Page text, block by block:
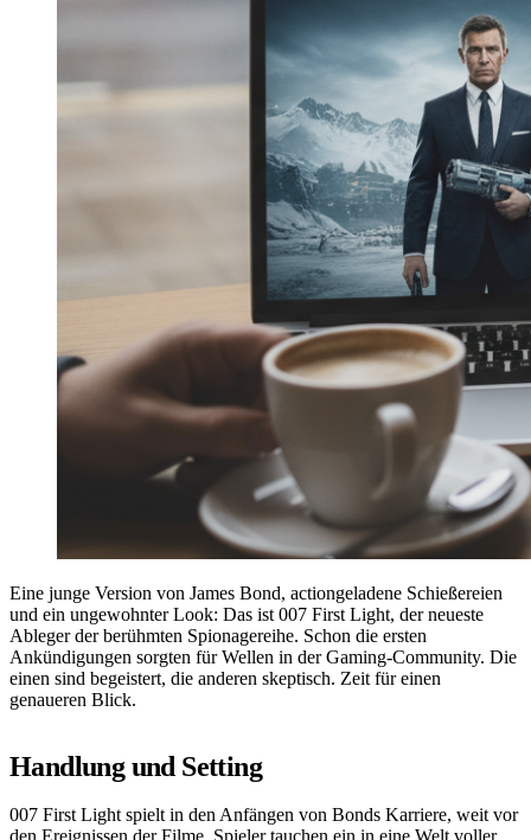
Eine junge Version von James Bond, actiongeladene Schießereien
und ein ungewohnter Look: Das ist 007 First Light, der neueste
Ableger der berühmten Spionagereihe. Schon die ersten
Ankündigungen sorgten für Wellen in der Gaming-Community. Die
einen sind begeistert, die anderen skeptisch. Zeit für einen
genaueren Blick.
Handlung und Setting
007 First Light spielt in den Anfängen von Bonds Karriere, weit vor
den Ereignissen der Filme. Spieler tauchen ein in eine Welt voller